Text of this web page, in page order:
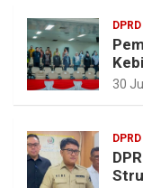
DPRD
30
DPRD